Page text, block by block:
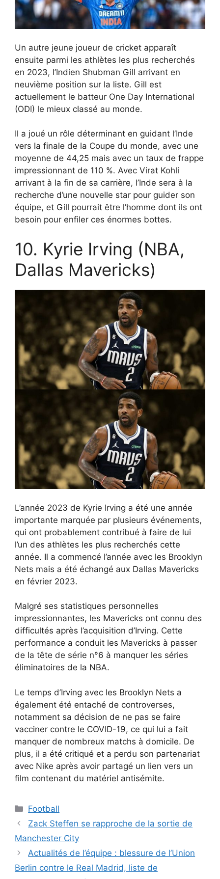
Un autre jeune joueur de cricket apparaît
ensuite parmi les athlètes les plus recherchés
en 2023, l’Indien Shubman Gill arrivant en
neuvième position sur la liste. Gill est
actuellement le batteur One Day International
(ODI) le mieux classé au monde.
Il a joué un rôle déterminant en guidant l’Inde
vers la finale de la Coupe du monde, avec une
moyenne de 44,25 mais avec un taux de frappe
impressionnant de 110 %. Avec Virat Kohli
arrivant à la fin de sa carrière, l’Inde sera à la
recherche d’une nouvelle star pour guider son
équipe, et Gill pourrait être l’homme dont ils ont
besoin pour enfiler ces énormes bottes.
10. Kyrie Irving (NBA,
Dallas Mavericks)
L’année 2023 de Kyrie Irving a été une année
importante marquée par plusieurs événements,
qui ont probablement contribué à faire de lui
l’un des athlètes les plus recherchés cette
année. Il a commencé l’année avec les Brooklyn
Nets mais a été échangé aux Dallas Mavericks
en février 2023.
Malgré ses statistiques personnelles
impressionnantes, les Mavericks ont connu des
difficultés après l’acquisition d’Irving. Cette
performance a conduit les Mavericks à passer
de la tête de série n°6 à manquer les séries
éliminatoires de la NBA.
Le temps d’Irving avec les Brooklyn Nets a
également été entaché de controverses,
notamment sa décision de ne pas se faire
vacciner contre le COVID-19, ce qui lui a fait
manquer de nombreux matchs à domicile. De
plus, il a été critiqué et a perdu son partenariat
avec Nike après avoir partagé un lien vers un
film contenant du matériel antisémite.
Catégories
Football
Zack Steffen se rapproche de la sortie de
Manchester City
Actualités de l’équipe : blessure de l’Union
Berlin contre le Real Madrid, liste de